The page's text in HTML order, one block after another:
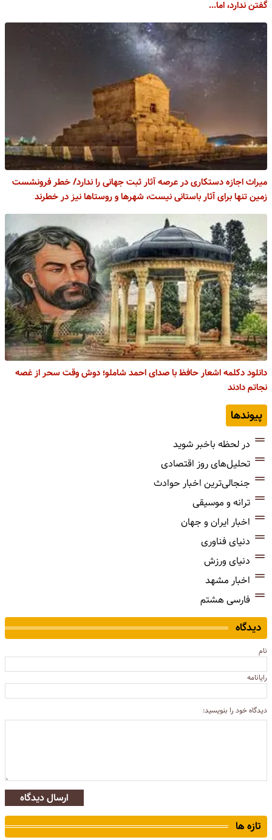
گفتن ندارد، اما...
میراث اجازه دستکاری در عرصه آثار ثبت جهانی را ندارد/ خطر فرونشست
زمین تنها برای آثار باستانی نیست، شهرها و روستاها نیز در خطرند
دانلود دکلمه اشعار حافظ با صدای احمد شاملو؛ دوش وقت سحر از غصه
نجاتم دادند
پیوندها
در لحظه باخبر شوید
تحلیل‌های روز اقتصادی
جنجالی‌ترین اخبار حوادث
ترانه و موسیقی
اخبار ایران و جهان
دنیای فناوری
دنیای ورزش
اخبار مشهد
فارسی هشتم
دیدگاه
نام
رایانامه
دیدگاه خود را بنویسید:
ارسال دیدگاه
تازه ها